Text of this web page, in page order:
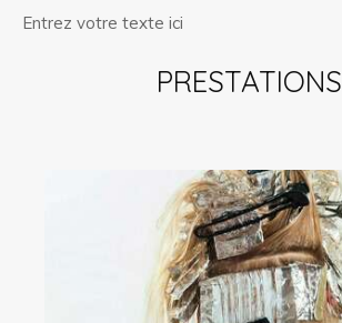
Entrez votre texte ici
PRESTATIONS